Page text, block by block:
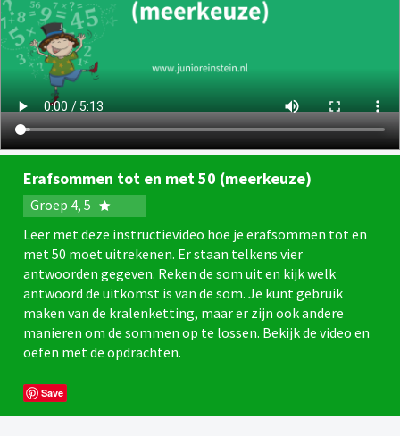
Erafsommen tot en met 50 (meerkeuze)
Groep 4, 5
Leer met deze instructievideo hoe je erafsommen tot en
met 50 moet uitrekenen. Er staan telkens vier
antwoorden gegeven. Reken de som uit en kijk welk
antwoord de uitkomst is van de som. Je kunt gebruik
maken van de kralenketting, maar er zijn ook andere
manieren om de sommen op te lossen. Bekijk de video en
oefen met de opdrachten.
Save